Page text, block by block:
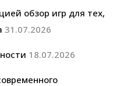
обзор игр для тех,
31.07.2026
18.07.2026